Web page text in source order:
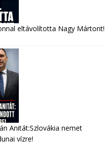
eltávolította Nagy Mártont!
Anitát:Szlovákia nemet
vízre!